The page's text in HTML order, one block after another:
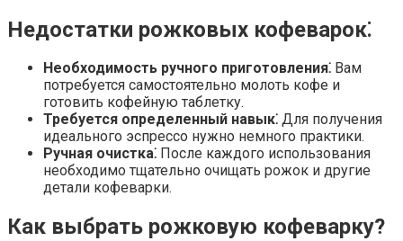
Недостатки рожковых кофеварок⁚
Необходимость ручного приготовления⁚ Вам
потребуется самостоятельно молоть кофе и
готовить кофейную таблетку.
Требуется определенный навык⁚ Для получения
идеального эспрессо нужно немного практики.
Ручная очистка⁚ После каждого использования
необходимо тщательно очищать рожок и другие
детали кофеварки.
Как выбрать рожковую кофеварку?